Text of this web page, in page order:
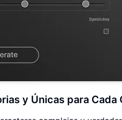
y Únicas para Cada